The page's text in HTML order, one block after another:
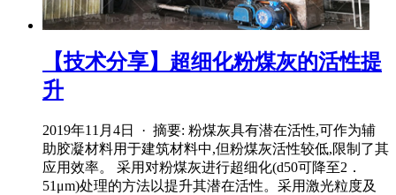
【技术分享】超细化粉煤灰的活性提
升
2019年11月4日 · 摘要: 粉煤灰具有潜在活性,可作为辅
助胶凝材料用于建筑材料中,但粉煤灰活性较低,限制了其
应用效率。 采用对粉煤灰进行超细化(d50可降至2．
51μm)处理的方法以提升其潜在活性。采用激光粒度及